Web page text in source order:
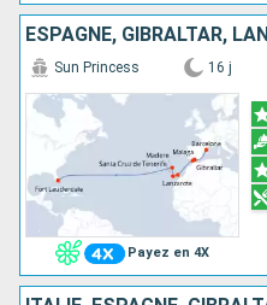
Payez en 4X
Sun Princess 16 j